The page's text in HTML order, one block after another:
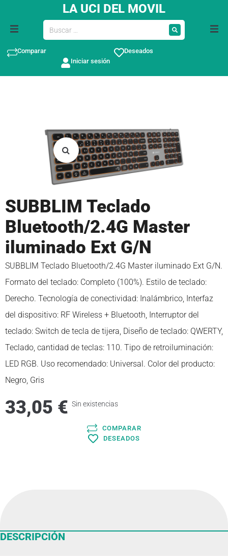
LA UCI DEL MOVIL
Comparar
Deseados
Iniciar sesión
SUBBLIM Teclado
Bluetooth/2.4G Master
iluminado Ext G/N
SUBBLIM Teclado Bluetooth/2.4G Master iluminado Ext G/N.
Formato del teclado: Completo (100%). Estilo de teclado:
Derecho. Tecnología de conectividad: Inalámbrico, Interfaz
del dispositivo: RF Wireless + Bluetooth, Interruptor del
teclado: Switch de tecla de tijera, Diseño de teclado: QWERTY,
Teclado, cantidad de teclas: 110. Tipo de retroiluminación:
LED RGB. Uso recomendado: Universal. Color del producto:
Negro, Gris
33,05 € Sin existencias
COMPARAR
DESEADOS
DESCRIPCIÓN